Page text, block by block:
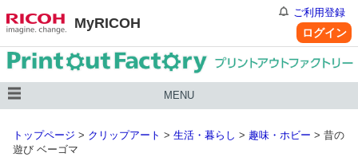
MyRICOH
ご利用登録
ログイン
MENU
トップページ > クリップアート > 生活・暮らし > 趣味・ホビー > 昔の
遊び ベーゴマ